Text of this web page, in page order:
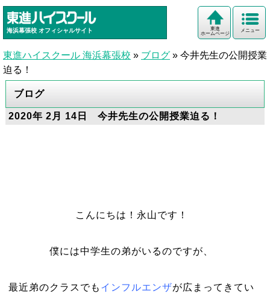
海浜幕張校 オフィシャルサイト メニュー
東進
ホームページ
東進ハイスクール 海浜幕張校 » ブログ » 今井先生の公開授業
迫る！
ブログ
2020年 2月 14日 今井先生の公開授業迫る！
こんにちは！永山です！
僕には中学生の弟がいるのですが、
最近弟のクラスでも インフルエンザが広まってきてい